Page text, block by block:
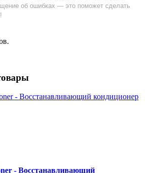
об ошибках — это поможет сделать
- Восстанавливающий